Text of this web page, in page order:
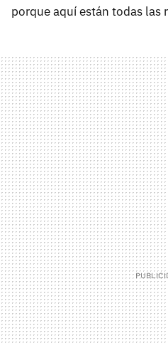
porque aquí están todas las